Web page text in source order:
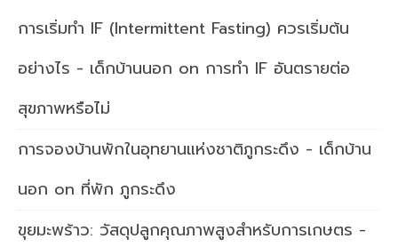
การเริ่มทำ IF (Intermittent Fasting) ควรเริ่มต้น
อย่างไร - เด็กบ้านนอก on การทำ IF อันตรายต่อ
สุขภาพหรือไม่
การจองบ้านพักในอุทยานแห่งชาติภูกระดึง - เด็กบ้าน
นอก on ที่พัก ภูกระดึง
ขุยมะพร้าว: วัสดุปลูกคุณภาพสูงสำหรับการเกษตร -